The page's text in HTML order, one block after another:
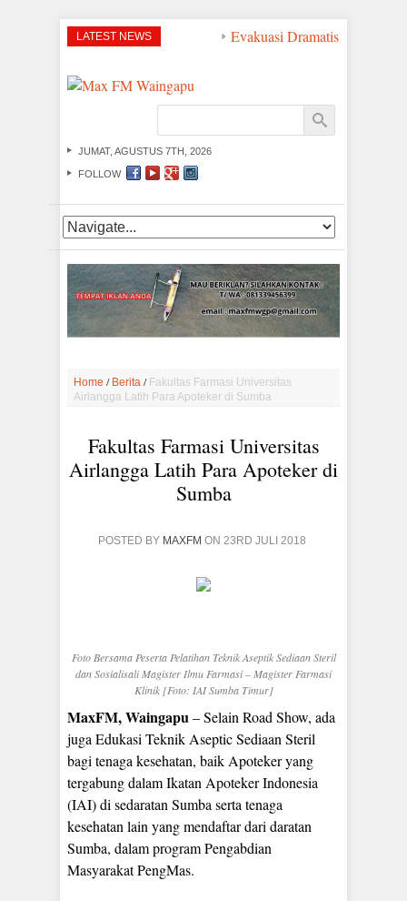
LATEST NEWS Evakuasi Dramatis di Perairan
JUMAT, AGUSTUS 7TH, 2026
FOLLOW
Home / Berita / Fakultas Farmasi Universitas
Airlangga Latih Para Apoteker di Sumba
Fakultas Farmasi Universitas
Airlangga Latih Para Apoteker di
Sumba
POSTED BY MAXFM ON 23RD JULI 2018
Foto Bersama Peserta Pelatihan Teknik Aseptik Sediaan Steril
dan Sosialisali Magister Ilmu Farmasi – Magister Farmasi
Klinik [Foto: IAI Sumba Timur]
MaxFM, Waingapu– Selain Road Show, ada
juga Edukasi Teknik Aseptic Sediaan Steril
bagi tenaga kesehatan, baik Apoteker yang
tergabung dalam Ikatan Apoteker Indonesia
(IAI) di sedaratan Sumba serta tenaga
kesehatan lain yang mendaftar dari daratan
Sumba, dalam program Pengabdian
Masyarakat PengMas.